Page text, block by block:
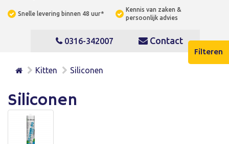
Filteren
Snelle levering binnen 48 uur*
Kennis van zaken &
persoonlijk advies
0316-342007 Contact
Kitten Siliconen
Siliconen